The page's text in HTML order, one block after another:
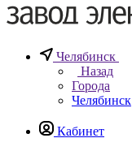
Челябинск
Назад
Города
Челябинск
Кабинет